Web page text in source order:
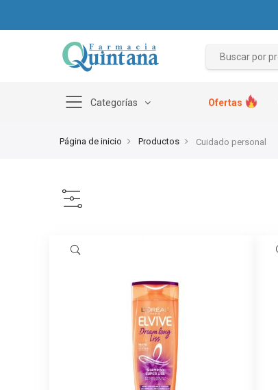
Categorías Ofertas
Página de inicio Productos Cuidado personal